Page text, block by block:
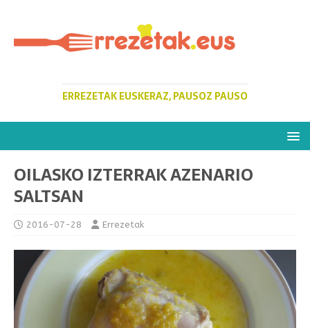
ERREZETAK EUSKERAZ, PAUSOZ PAUSO
OILASKO IZTERRAK AZENARIO
SALTSAN
2016-07-28 Errezetak